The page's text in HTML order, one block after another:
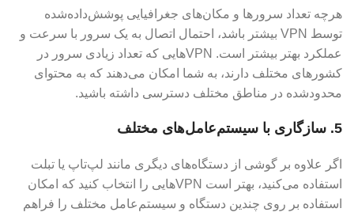
هرچه تعداد سرورها و مکان‌های جغرافیایی پوشش‌داده‌شده
توسط VPN بیشتر باشد، احتمال اتصال به یک سرور با سرعت و
عملکرد بهتر بیشتر است. VPN‌هایی که تعداد زیادی سرور در
کشورهای مختلف دارند، به شما امکان می‌دهند که به محتوای
محدودشده در مناطق مختلف دسترسی داشته باشید.
5. سازگاری با سیستم‌عامل‌های مختلف
اگر علاوه بر گوشی از دستگاه‌های دیگری مانند لپ‌تاپ یا تبلت
استفاده می‌کنید، بهتر است VPN‌هایی را انتخاب کنید که امکان
استفاده بر روی چندین دستگاه و سیستم‌عامل مختلف را فراهم